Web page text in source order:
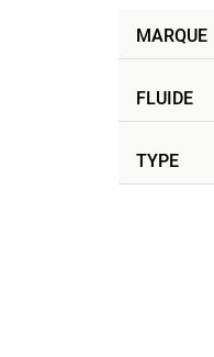
MARQUE
FLUIDE
TYPE